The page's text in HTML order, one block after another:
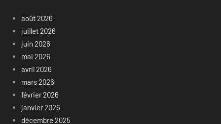
août 2026
juillet 2026
juin 2026
mai 2026
avril 2026
mars 2026
février 2026
janvier 2026
décembre 2025